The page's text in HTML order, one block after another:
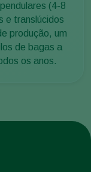
(4-8
e translúcidos
produção, um
de bagas a
os anos.